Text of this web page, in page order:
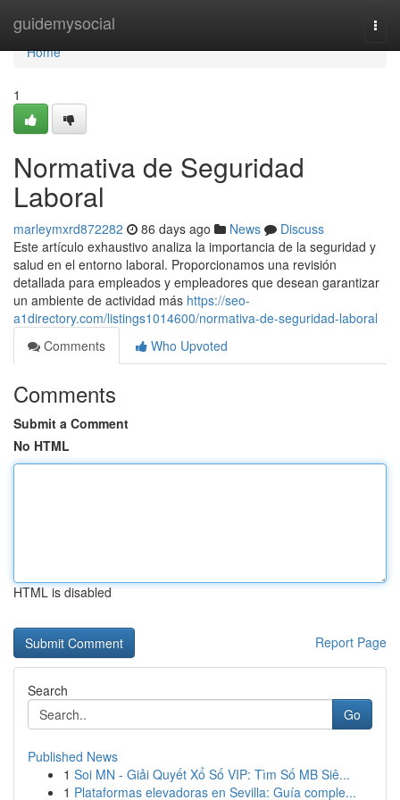
guidemysocial
Home
Home
1
Normativa de Seguridad
Laboral
marleymxrd872282 86 days ago News
Discuss
Este artículo exhaustivo analiza la importancia de la seguridad y
salud en el entorno laboral. Proporcionamos una revisión
detallada para empleados y empleadores que desean garantizar
un ambiente de actividad más https://seo-
a1directory.com/listings1014600/normativa-de-seguridad-laboral
Comments
Who Upvoted
Comments
Submit a Comment
No HTML
HTML is disabled
Report Page
Search
Go
Published News
1 Soi MN - Giải Quyết Xổ Số VIP: Tìm Số MB Siê...
1 Plataformas elevadoras en Sevilla: Guía comple...